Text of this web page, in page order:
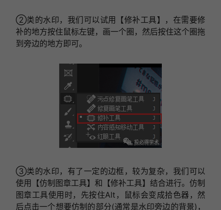
②类的水印，我们可以试用【修补工具】，在需要修
补的地方按住鼠标左键，画一个圈，然后按住这个圈拖
到旁边的地方即可。
③类的水印，有了一定的边框，较为复杂，我们可以
使用【仿制图章工具】和【修补工具】结合进行。仿制
图章工具使用时，先按住Alt，鼠标会变成拾色器，然
后点击一个想要仿制的部分(通常是水印旁边的背景)，